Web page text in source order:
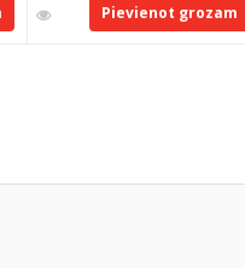
Pievienot grozam